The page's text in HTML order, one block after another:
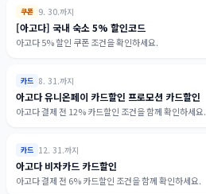
쿠폰 9. 30.까지
[아고다] 국내 숙소 5% 할인코드
아고다 5% 할인 쿠폰 조건을 확인하세요.
카드 8. 31.까지
아고다 유니온페이 카드할인 프로모션 카드할인
아고다 결제 전 12% 카드할인 조건을 함께 확인하세요.
카드 12. 31.까지
아고다 비자카드 카드할인
아고다 결제 전 6% 카드할인 조건을 함께 확인하세요.